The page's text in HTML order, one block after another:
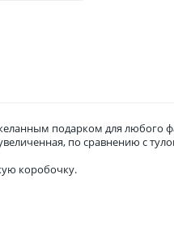
подарком для любого
по сравнению с
коробочку.